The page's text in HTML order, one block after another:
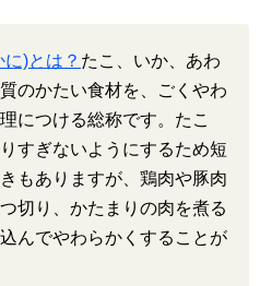
)とは？ たこ、いか、あわ
のかたい食材を、ごくやわ
につける総称です。たこ
すぎないようにするため短
もありますが、鶏肉や豚肉
切り、かたまりの肉を煮る
んでやわらかくすることが